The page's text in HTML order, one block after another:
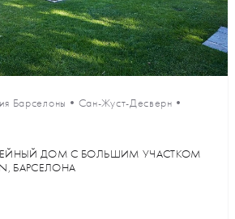
Барселоны • Сан-Жуст-Десверн •
ДОМ С БОЛЬШИМ УЧАСТКОМ
БАРСЕЛОНА